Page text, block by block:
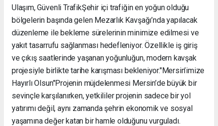
Ulaşım, Güvenli Trafik ​Şehir içi trafiğin en yoğun olduğu
bölgelerin başında gelen Mezarlık Kavşağı’nda yapılacak
düzenleme ile bekleme sürelerinin minimize edilmesi ve
yakıt tasarrufu sağlanması hedefleniyor. Özellikle iş giriş
ve çıkış saatlerinde yaşanan yoğunluğun, modern kavşak
projesiyle birlikte tarihe karışması bekleniyor. ​"Mersin’imize
Hayırlı Olsun" ​Projenin müjdelenmesi Mersin’de büyük bir
sevinçle karşılanırken, yetkililer projenin sadece bir yol
yatırımı değil, aynı zamanda şehrin ekonomik ve sosyal
yaşamına değer katan bir hamle olduğunu vurguladı. ​